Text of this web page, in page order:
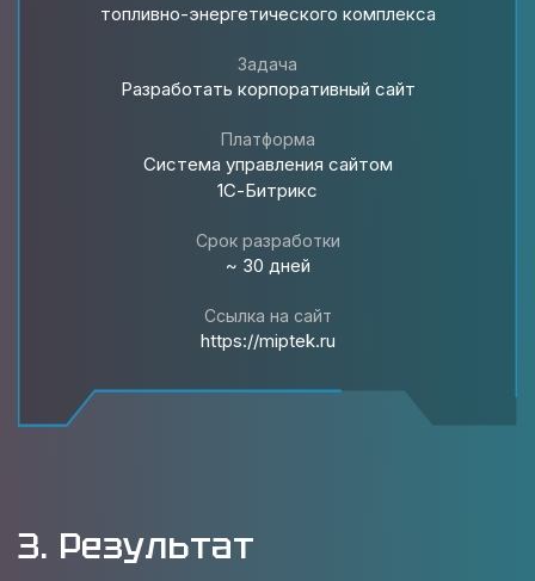
топливно-энергетического комплекса
Задача
Разработать корпоративный сайт
Платформа
Система управления сайтом
1С-Битрикс
Срок разработки
~ 30 дней
Ссылка на сайт
https://miptek.ru
3. Результат